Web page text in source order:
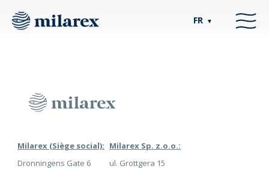
FR ▼
Milarex (Siège social):
Dronningens Gate 6
Milarex Sp. z.o.o.:
ul. Grottgera 15